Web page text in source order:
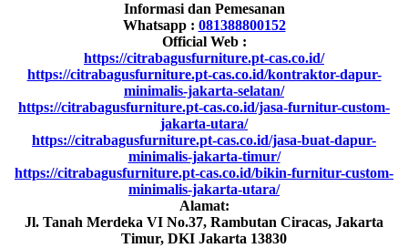
Informasi dan Pemesanan
Whatsapp : 081388800152
Official Web :
https://citrabagusfurniture.pt-cas.co.id/
https://citrabagusfurniture.pt-cas.co.id/kontraktor-dapur-
minimalis-jakarta-selatan/
https://citrabagusfurniture.pt-cas.co.id/jasa-furnitur-custom-
jakarta-utara/
https://citrabagusfurniture.pt-cas.co.id/jasa-buat-dapur-
minimalis-jakarta-timur/
https://citrabagusfurniture.pt-cas.co.id/bikin-furnitur-custom-
minimalis-jakarta-utara/
Alamat:
Jl. Tanah Merdeka VI No.37, Rambutan Ciracas, Jakarta
Timur, DKI Jakarta 13830